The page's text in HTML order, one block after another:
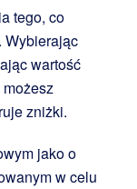
tego, co
Wybierając
wartość
zniżki.
jako o
w celu